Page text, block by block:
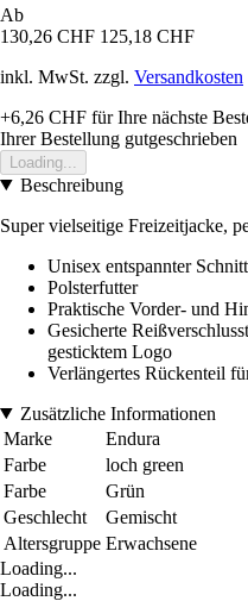
Ab
130,26 CHF 125,18 CHF
inkl. MwSt. zzgl. Versandkosten
+6,26 CHF für Ihre nächste
Ihrer Bestellung gutgeschrieben
Loading...
Beschreibung
Super vielseitige Freizeitjacke,
Unisex entspannter Schnitt
Polsterfutter
Praktische Vorder- und
Gesicherte
gesticktem Logo
Verlängertes Rückenteil
Zusätzliche Informationen
Marke
Endura
Farbe
loch green
Farbe
Grün
Geschlecht
Gemischt
Altersgruppe Erwachsene
Loading...
Loading...